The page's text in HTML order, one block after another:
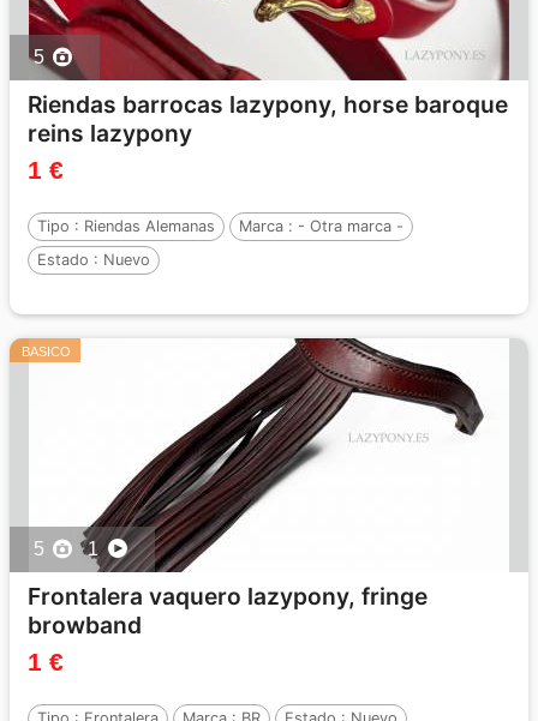
5
Riendas barrocas lazypony, horse baroque
reins lazypony
1 €
Tipo : Riendas Alemanas Marca : - Otra marca -
Estado : Nuevo
BASICO
5 1
Frontalera vaquero lazypony, fringe
browband
1 €